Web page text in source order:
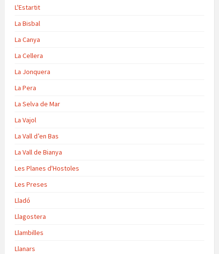
L'Estartit
La Bisbal
La Canya
La Cellera
La Jonquera
La Pera
La Selva de Mar
La Vajol
La Vall d’en Bas
La Vall de Bianya
Les Planes d'Hostoles
Les Preses
Lladó
Llagostera
Llambilles
Llanars